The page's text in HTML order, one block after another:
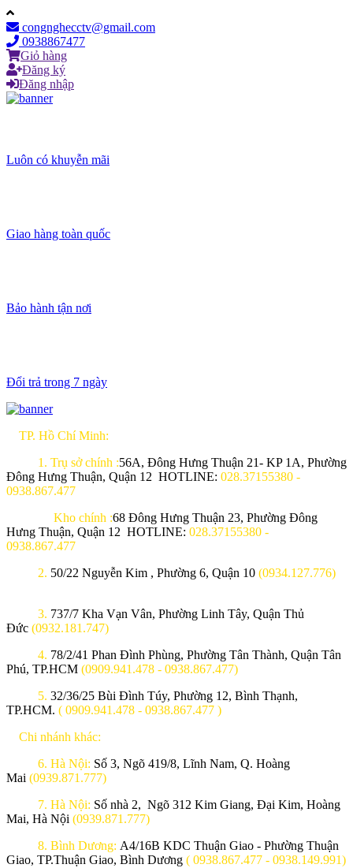
congnghecctv@gmail.com
0938867477
Giỏ hàng
Đăng ký
Đăng nhập
Luôn có khuyễn mãi
Giao hàng toàn quốc
Bảo hành tận nơi
Đổi trả trong 7 ngày
TP. Hồ Chí Minh:
1. Trụ sở chính :56A, Đông Hưng Thuận 21- KP 1A, Phường
Đông Hưng Thuận, Quận 12 HOTLINE: 028.37155380 -
0938.867.477
Kho chính :68 Đông Hưng Thuận 23, Phường Đông
Hưng Thuận, Quận 12 HOTLINE: 028.37155380 -
0938.867.477
2. 50/22 Nguyễn Kim , Phường 6, Quận 10 (0934.127.776)
3. 737/7 Kha Vạn Vân, Phường Linh Tây, Quận Thủ
Đức (0932.181.747)
4. 78/2/41 Phan Đình Phùng, Phường Tân Thành, Quận Tân
Phú, TP.HCM (0909.941.478 - 0938.867.477)
5. 32/36/25 Bùi Đình Túy, Phường 12, Bình Thạnh,
TP.HCM. ( 0909.941.478 - 0938.867.477 )
Chi nhánh khác:
6. Hà Nội: Số 3, Ngõ 419/8, Lĩnh Nam, Q. Hoàng
Mai (0939.871.777)
7. Hà Nội: Số nhà 2, Ngõ 312 Kim Giang, Đại Kim, Hoàng
Mai, Hà Nội (0939.871.777)
8. Bình Dương: A4/16B KDC Thuận Giao - Phường Thuận
Giao, TP.Thuận Giao, Bình Dương ( 0938.867.477 - 0938.149.991)